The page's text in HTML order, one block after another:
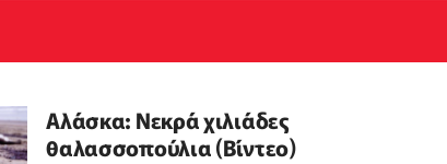
Αλάσκα: Νεκρά χιλιάδες
θαλασσοπούλια (Βίντεο)